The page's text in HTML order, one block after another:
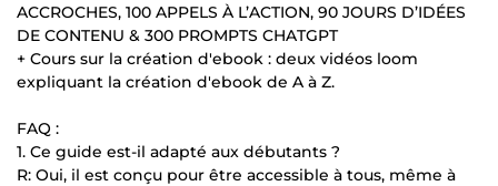
ACCROCHES, 100 APPELS À L’ACTION, 90 JOURS D’IDÉES
DE CONTENU & 300 PROMPTS CHATGPT
+ Cours sur la création d'ebook : deux vidéos loom
expliquant la création d'ebook de A à Z.
FAQ :
1. Ce guide est-il adapté aux débutants ?
R: Oui, il est conçu pour être accessible à tous, même à